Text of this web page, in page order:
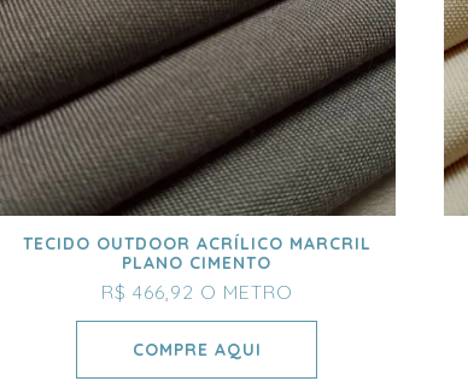
TECIDO OUTDOOR ACRÍLICO MARCRIL
PLANO CIMENTO
R$ 466,92 O METRO
COMPRE AQUI